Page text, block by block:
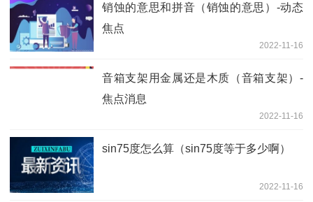
销蚀的意思和拼音（销蚀的意思）-动态
焦点
2022-11-16
音箱支架用金属还是木质（音箱支架）-
焦点消息
2022-11-16
sin75度怎么算（sin75度等于多少啊）
2022-11-16